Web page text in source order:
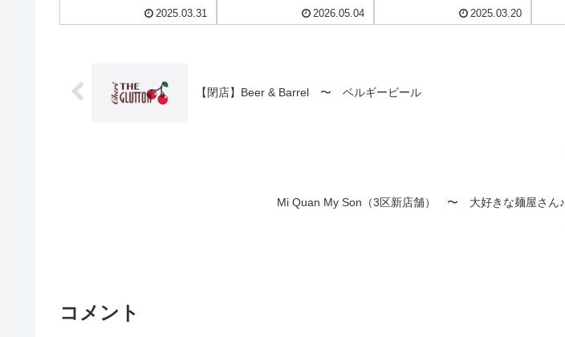
2025.03.31
~ TheARTERI – Thao
Dien
2026.05.04
乾燥野菜！~ Rau Tien
Vua
2025.03.20
【閉店】Beer & Barrel 〜 ベルギービール
Mi Quan My Son（3区新店舗） 〜 大好きな麺屋さん♪
コメント